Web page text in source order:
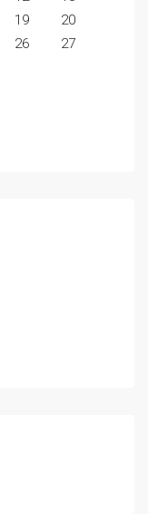
19
20
26
27